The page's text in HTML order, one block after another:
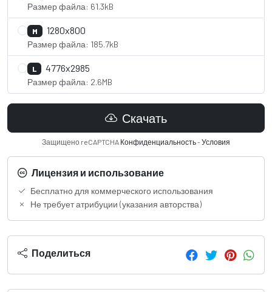
Размер файла: 61.3kB
M 1280x800
Размер файла: 185.7kB
L 4776x2985
Размер файла: 2.6MB
Скачать
Защищено reCAPTCHA Конфиденциальность-Условия
Лицензия и использование
Бесплатно для коммерческого использования
Не требует атрибуции (указания авторства)
Поделиться